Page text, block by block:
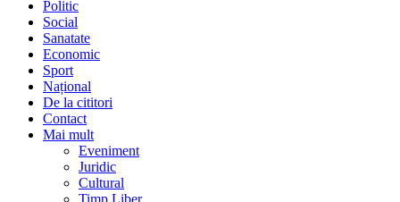
Politic
Social
Sanatate
Economic
Sport
Național
De la cititori
Contact
Mai mult
Eveniment
Juridic
Cultural